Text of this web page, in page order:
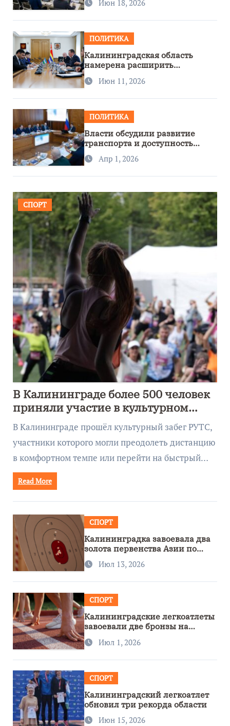
Июн 18, 2026
ПОЛИТИКА
Калининградская область
намерена расширить
сотрудничество с Узбекистаном
Июн 11, 2026
ПОЛИТИКА
Власти обсудили развитие
транспорта и доступность
региона
Апр 1, 2026
СПОРТ
В Калининграде более 500 человек
приняли участие в культурном
забеге
В Калининграде прошёл культурный забег РУТС,
участники которого могли преодолеть дистанцию
в комфортном темпе или перейти на быстрый…
Read More
СПОРТ
Калининградка завоевала два
золота первенства Азии по
метанию ножа
Июл 13, 2026
СПОРТ
Калининградские легкоатлеты
завоевали две бронзы на
первенстве России
Июл 1, 2026
СПОРТ
Калининградский легкоатлет
обновил три рекорда области
Июн 15, 2026